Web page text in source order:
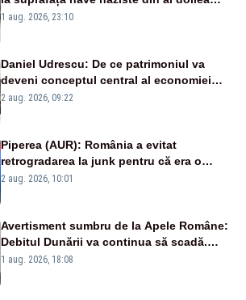
război mondial
1 aug. 2026, 23:10
Daniel Udrescu: De ce patrimoniul va
deveni conceptul central al economiei
viitoare?
2 aug. 2026, 09:22
Piperea (AUR): România a evitat
retrogradarea la junk pentru că era o
catastrofă pentru bănci și fondurile de
2 aug. 2026, 10:01
Avertisment sumbru de la Apele Române:
Debitul Dunării va continua să scadă.
Cernavodă s-ar putea închide în 4 zile
1 aug. 2026, 18:08